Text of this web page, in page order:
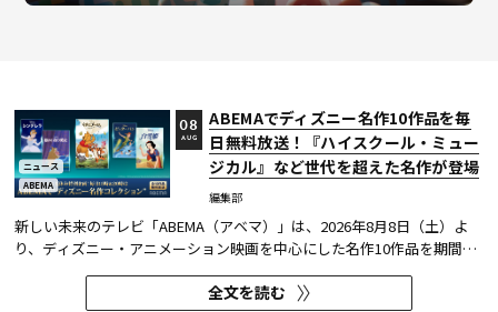
ニュース
ABEMA
ABEMAでディズニー名作10作品を毎
日無料放送！『ハイスクール・ミュー
ジカル』など世代を超えた名作が登場
編集部
08
AUG
新しい未来のテレビ「ABEMA（アベマ）」は、2026年8月8日（土）よ
り、ディズニー・アニメーション映画を中心にした名作10作品を期間限
定で無料放送することを決定した。
全文を読む